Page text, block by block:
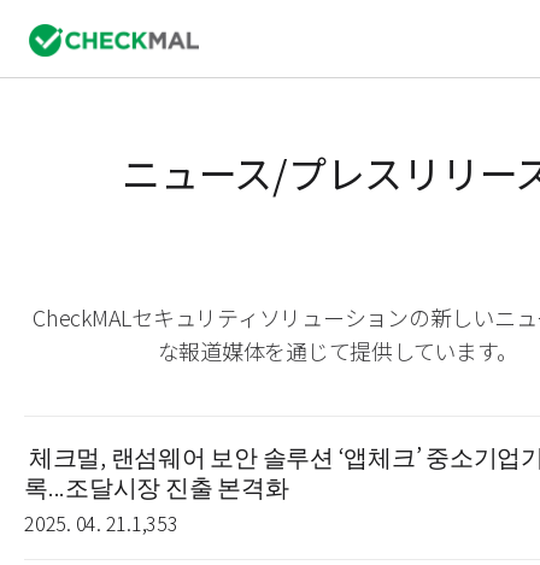
ニュース/プレスリリー
CheckMALセキュリティソリューションの新しいニ
な報道媒体を通じて提供しています。
체크멀, 랜섬웨어 보안 솔루션 ‘앱체크’ 중소기업
록...조달시장 진출 본격화
2025. 04. 21.1,353